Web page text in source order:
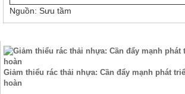
Nguồn: Sưu tầm
Giảm thiểu rác thải nhựa: Cần đẩy mạnh phát
hoàn